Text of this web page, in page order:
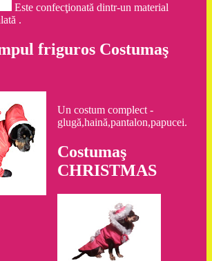
Este confecţionată dintr-un material
.
friguros Costumaş
Un costum complect -
glugă,haină,pantalon,papucei.
Costumaş
CHRISTMAS